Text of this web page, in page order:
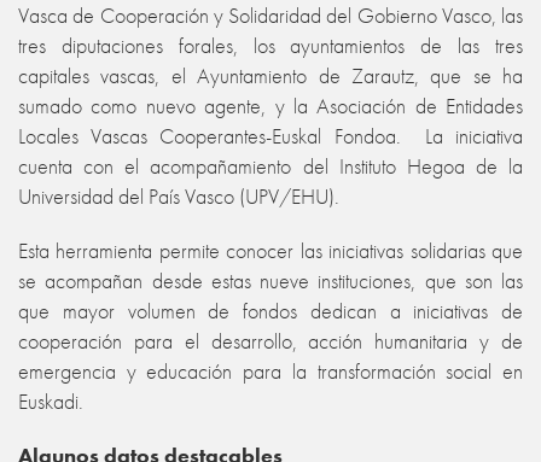
Vasca de Cooperación y Solidaridad del Gobierno Vasco, las
tres diputaciones forales, los ayuntamientos de las tres
capitales vascas, el Ayuntamiento de Zarautz, que se ha
sumado como nuevo agente, y la Asociación de Entidades
Locales Vascas Cooperantes-Euskal Fondoa. La iniciativa
cuenta con el acompañamiento del Instituto Hegoa de la
Universidad del País Vasco (UPV/EHU).
Esta herramienta permite conocer las iniciativas solidarias que
se acompañan desde estas nueve instituciones, que son las
que mayor volumen de fondos dedican a iniciativas de
cooperación para el desarrollo, acción humanitaria y de
emergencia y educación para la transformación social en
Euskadi.
Algunos datos destacables